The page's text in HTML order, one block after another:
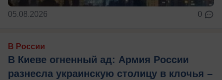
05.08.2026 0
В России
В Киеве огненный ад: Армия России
разнесла украинскую столицу в клочья –